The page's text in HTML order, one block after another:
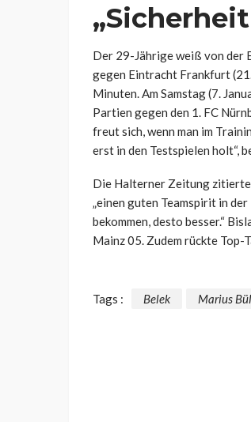
Der 29-Jährige weiß von der
gegen Eintracht Frankfurt
Minuten. Am Samstag (7.
Partien gegen den 1. FC
freut sich, wenn man im
erst in den Testspielen holt“,
Die Halterner Zeitung zitierte
„einen guten Teamspirit in
bekommen, desto besser.“
Mainz 05. Zudem rückte Top-
Tags : Belek Marius